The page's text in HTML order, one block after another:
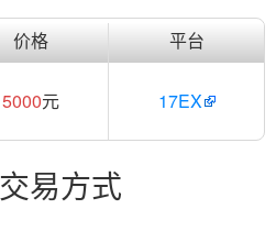
价格
平台
5000元 17EX
易方式